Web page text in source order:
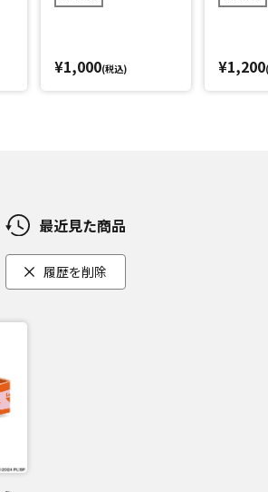
¥1,000(税込) ¥1,200
最近見た商品
履歴を削除